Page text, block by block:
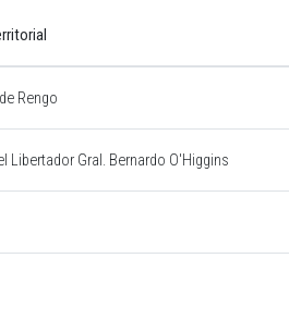
Rengo
Libertador Gral. Bernardo O'Higgins